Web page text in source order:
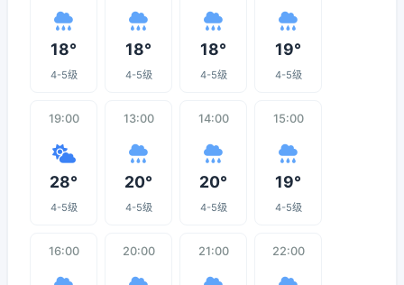
18°
4-5级
18°
4-5级
18°
4-5级
19°
4-5级
19:00
28°
4-5级
13:00
20°
4-5级
14:00
20°
4-5级
15:00
19°
4-5级
16:00 20:00 21:00 22:00